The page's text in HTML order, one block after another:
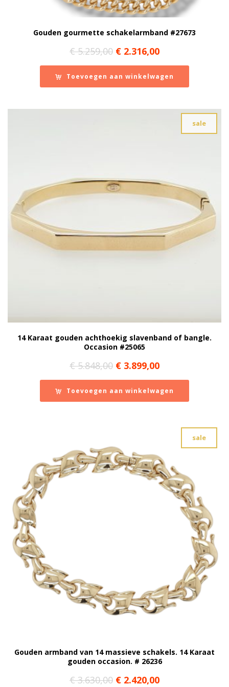
Gouden gourmette schakelarmband #27673
€5.259,00 Oorspronkelijke
prijs
was:
€ 5.259,00.
€ 2.316,00Huidige
prijs
is:
€ 2.316,00.
Toevoegen aan winkelwagen
sale
14 Karaat gouden achthoekig slavenband of bangle.
Occasion #25065
€5.848,00 Oorspronkelijke
prijs
was:
€ 5.848,00.
€ 3.899,00Huidige
prijs
is:
€ 3.899,00.
Toevoegen aan winkelwagen
sale
Gouden armband van 14 massieve schakels. 14 Karaat
gouden occasion. # 26236
€3.630,00 Oorspronkelijke
€ 2.420,00Huidige